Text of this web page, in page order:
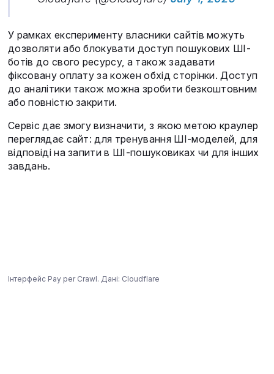
У рамках експерименту власники сайтів можуть
дозволяти або блокувати доступ пошукових ШІ-
ботів до свого ресурсу, а також задавати
фіксовану оплату за кожен обхід сторінки. Доступ
до аналітики також можна зробити безкоштовним
або повністю закрити.
Сервіс дає змогу визначити, з якою метою краулер
переглядає сайт: для тренування ШІ-моделей, для
відповіді на запити в ШІ-пошуковиках чи для інших
завдань.
Інтерфейс Pay per Crawl. Дані: Cloudflare